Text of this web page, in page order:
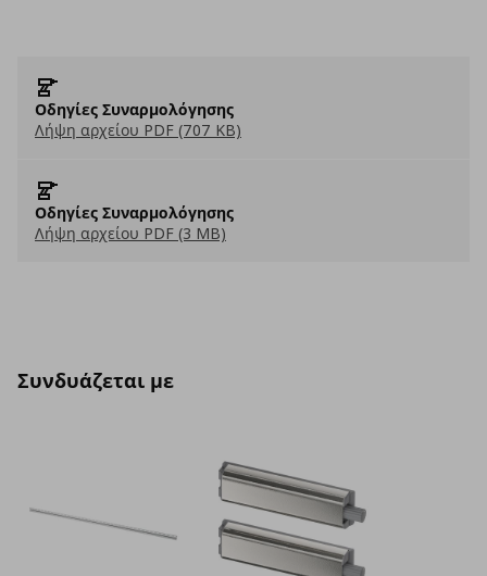
Οδηγίες Συναρμολόγησης
Λήψη αρχείου PDF (707 KB)
Οδηγίες Συναρμολόγησης
Λήψη αρχείου PDF (3 MB)
Συνδυάζεται με